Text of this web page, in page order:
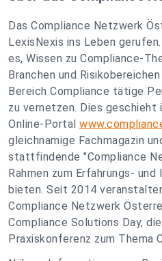
Das Compliance Netzwerk
LexisNexis ins Leben
es, Wissen zu Compliance-
Branchen und
Bereich Compliance tätige
zu vernetzen. Dies
Online-Portal
gleichnamige Fachmagazin
stattfindende "Compliance
Rahmen zum Erfahrungs-
bieten. Seit 2014
Compliance Netzwerk
Compliance Solutions Day,
Praxiskonferenz zum Thema